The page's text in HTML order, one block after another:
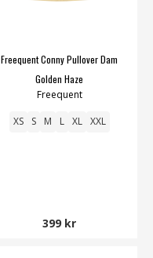
Freequent Conny Pullover Dam
Golden Haze
Freequent
XS S M L XL XXL
399 kr